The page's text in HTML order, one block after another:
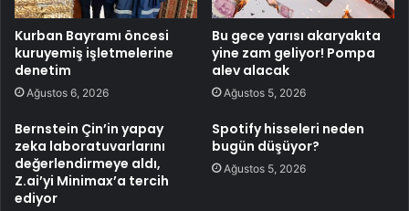
Kurban Bayramı öncesi
kuruyemiş işletmelerine
denetim
Ağustos 6, 2026
Bu gece yarısı akaryakıta
yine zam geliyor! Pompa
alev alacak
Ağustos 5, 2026
Bernstein Çin’in yapay
zeka laboratuvarlarını
değerlendirmeye aldı,
Z.ai’yi Minimax’a tercih
ediyor
Spotify hisseleri neden
bugün düşüyor?
Ağustos 5, 2026